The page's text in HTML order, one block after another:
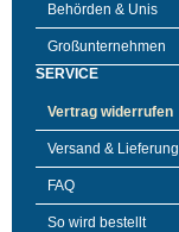
Behörden & Unis
Großunternehmen
SERVICE
Vertrag widerrufen
Versand & Lieferung
FAQ
So wird bestellt